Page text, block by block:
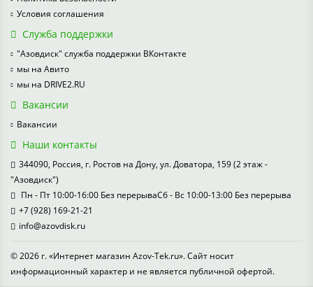
Условия соглашения
Служба поддержки
"Азовдиск" служба поддержки ВКонтакте
мы на Авито
мы на DRIVE2.RU
Вакансии
Вакансии
Наши контакты
344090, Россия, г. Ростов на Дону, ул. Доватора, 159 (2 этаж -
"Азовдиск")
Пн - Пт 10:00-16:00 Без перерываСб - Вс 10:00-13:00 Без перерыва
+7 (928) 169-21-21
info@azovdisk.ru
© 2026 г. «Интернет магазин Azov-Tek.ru». Сайт носит
информационный характер и не является публичной офертой.